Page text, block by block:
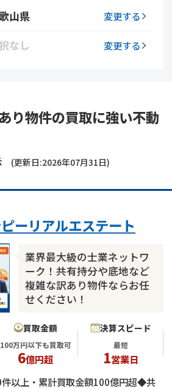
不動産リースバック
山県 変更する
なし 変更する
り物件の買取に強い不動
(更新日:2026年07月31日)
ーリアルエステート
業界最大級の士業ネットワ
ーク！共有持分や底地など
複雑な訳あり物件ならお任
せください！
買取金額
100万円以下も買取可
6億円超
決算スピード
最短
1営業日
以上・累計買取金額100億円超◆共